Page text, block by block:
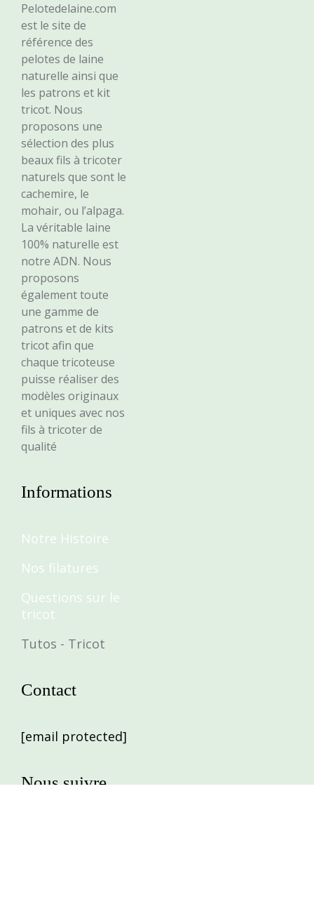
Pelotedelaine.com
est le site de
référence des
pelotes de laine
naturelle ainsi que
les patrons et kit
tricot. Nous
proposons une
sélection des plus
beaux fils à tricoter
naturels que sont le
cachemire, le
mohair, ou l’alpaga.
La véritable laine
100% naturelle est
notre ADN. Nous
proposons
également toute
une gamme de
patrons et de kits
tricot afin que
chaque tricoteuse
puisse réaliser des
modèles originaux
et uniques avec nos
fils à tricoter de
qualité
Informations
Notre Histoire
Nos filatures
Questions sur le
tricot
Tutos - Tricot
Contact
[email protected]
Nous suivre